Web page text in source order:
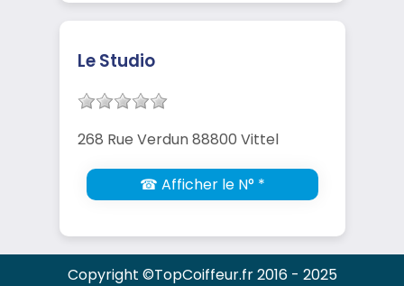
Le Studio
268 Rue Verdun 88800 Vittel
☎ Afficher le N° *
Copyright ©TopCoiffeur.fr 2016 - 2025